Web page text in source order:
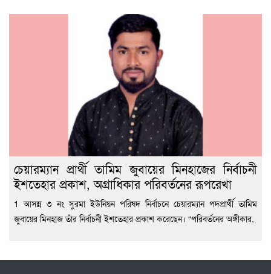
চেয়ারম্যান প্রার্থী তামিম জুবায়ের মিনহাজের নির্বাচনী
ইশতেহার প্রকাশ, অগ্রাধিকার পরিবর্তনের রূপরেখা
1 আসন্ন ৩ নং সুরমা ইউনিয়ন পরিষদ নির্বাচনে চেয়ারম্যান পদপ্রার্থী তামিম
জুবায়ের মিনহাজ তাঁর নির্বাচনী ইশতেহার প্রকাশ করেছেন। “পরিবর্তনের অঙ্গীকার,